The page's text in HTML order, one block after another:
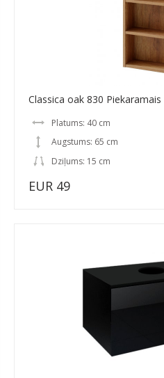
Classica oak 830 Piekaramais
Platums: 40 cm
Augstums: 65 cm
Dziļums: 15 cm
EUR 49